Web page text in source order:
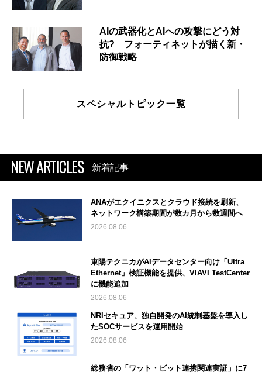
AIの武器化とAIへの攻撃にどう対
抗? フォーティネットが描く新・
防御戦略
スペシャルトピック一覧
NEW ARTICLES 新着記事
ANAがエクイニクスとクラウド接続を刷新、
ネットワーク構築期間が数カ月から数週間へ
2026.08.06
東陽テクニカがAIデータセンター向け「Ultra
Ethernet」検証機能を提供、VIAVI TestCenter
に機能追加
2026.08.06
NRIセキュア、独自開発のAI統制基盤を導入し
たSOCサービスを運用開始
2026.08.06
総務省の「ワット・ビット連携関連実証」に7